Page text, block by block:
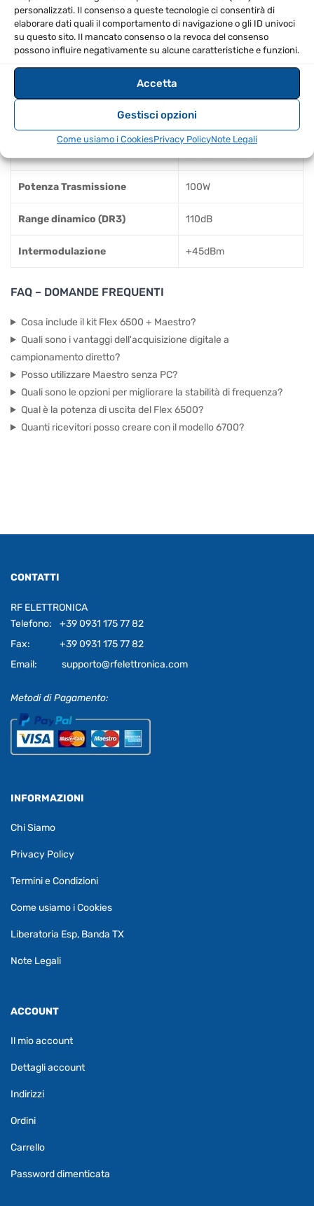
personalizzati. Il consenso a queste tecnologie ci consentirà di
elaborare dati quali il comportamento di navigazione o gli ID univoci
su questo sito. Il mancato consenso o la revoca del consenso
possono influire negativamente su alcune caratteristiche e funzioni.
Accetta
Gestisci opzioni
Come usiamo i CookiesPrivacy PolicyNote Legali
funzioni
Posizionare i supporti per inclinazione variabile per
un miglior comfort d'uso
Considerare l'opzione GPS per un'accuratezza di
SPECIFICHE TECNICHE
Potenza Trasmissione 100W
Range dinamico (DR3) 110dB
Intermodulazione +45dBm
FAQ – DOMANDE FREQUENTI
Cosa include il kit Flex 6500 + Maestro?
Quali sono i vantaggi dell'acquisizione digitale a
campionamento diretto?
Posso utilizzare Maestro senza PC?
Quali sono le opzioni per migliorare la stabilità di frequenza?
Qual è la potenza di uscita del Flex 6500?
Quanti ricevitori posso creare con il modello 6700?
CONTATTI
RF ELETTRONICA
Telefono:
+39 0931 175 77 82
Fax:
+39 0931 175 77 82
Email:
supporto@rfelettronica.com
Metodi di Pagamento:
INFORMAZIONI
Chi Siamo
Privacy Policy
Termini e Condizioni
Come usiamo i Cookies
Liberatoria Esp, Banda TX
Note Legali
ACCOUNT
Il mio account
Dettagli account
Indirizzi
Ordini
Carrello
Password dimenticata